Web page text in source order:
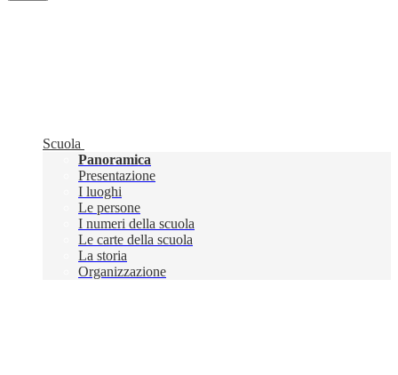
Scuola
Panoramica
Presentazione
I luoghi
Le persone
I numeri della scuola
Le carte della scuola
La storia
Organizzazione